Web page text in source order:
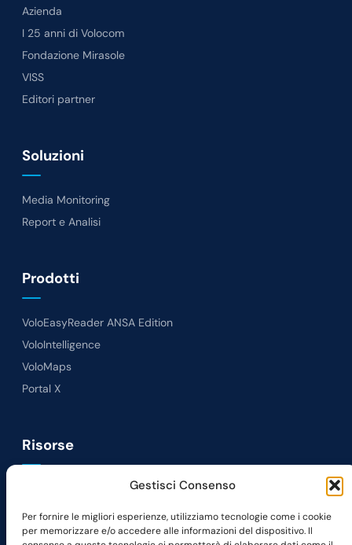
Gestisci Consenso
Per fornire le migliori esperienze, utilizziamo tecnologie come i cookie
per memorizzare e/o accedere alle informazioni del dispositivo. Il
Azienda
I 25 anni di Volocom
Fondazione Mirasole
VISS
Editori partner
Soluzioni
Media Monitoring
Report e Analisi
Prodotti
VoloEasyReader ANSA Edition
VoloIntelligence
VoloMaps
Portal X
Risorse
Lavora con noi
Richiedi Demo